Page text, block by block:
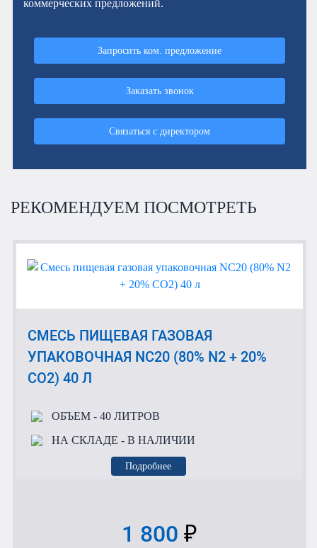
коммерческих предложений.
Запросить ком. предложение
Заказать звонок
Связаться с директором
РЕКОМЕНДУЕМ ПОСМОТРЕТЬ
СМЕСЬ ПИЩЕВАЯ ГАЗОВАЯ
УПАКОВОЧНАЯ NC20 (80% N2 + 20%
CO2) 40 Л
ОБЪЕМ- 40 ЛИТРОВ
НА СКЛАДЕ - В НАЛИЧИИ
Подробнее
1 800 ₽